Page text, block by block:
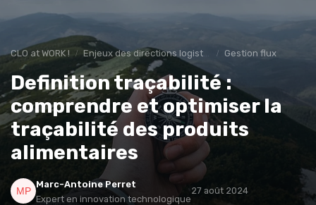
CLO at WORK ! Enjeux des directions logistiques Gestion flux
Definition traçabilité :
comprendre et optimiser la
traçabilité des produits
alimentaires
Marc-Antoine Perret
Expert en innovation technologique
27 août 2024